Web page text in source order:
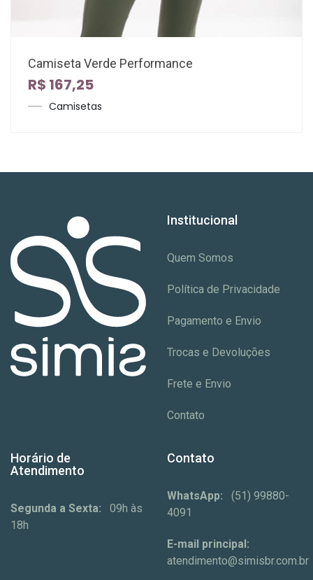
Camiseta Verde Performance
R$ 167,25
Camisetas
Institucional
Quem Somos
Política de Privacidade
Pagamento e Envio
Trocas e Devoluções
Frete e Envio
Contato
Horário de
Atendimento
Segunda a Sexta: 09h às
18h
Contato
WhatsApp: (51) 99880-
4091
E-mail principal:
atendimento@simisbr.com.br